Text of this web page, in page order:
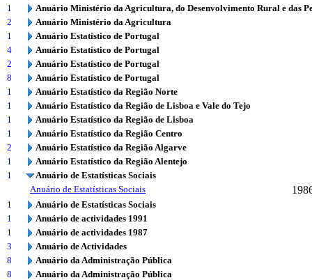
1
Anuário Ministério da Agricultura, do Desenvolvimento Rural e das
2
Anuário Ministério da Agricultura
1
Anuário Estatístico de Portugal
4
Anuário Estatístico de Portugal
2
Anuário Estatístico de Portugal
8
Anuário Estatístico de Portugal
1
Anuário Estatístico da Região Norte
1
Anuário Estatístico da Região de Lisboa e Vale do Tejo
1
Anuário Estatístico da Região de Lisboa
1
Anuário Estatístico da Região Centro
2
Anuário Estatístico da Região Algarve
1
Anuário Estatístico da Região Alentejo
1
Anuário de Estatísticas Sociais
Anuário de Estatísticas Sociais
1
Anuário de Estatísticas Sociais
1
Anuário de actividades 1991
1
Anuário de actividades 1987
3
Anuário de Actividades
8
Anuário da Administração Pública
8
Anuário da Administração Pública